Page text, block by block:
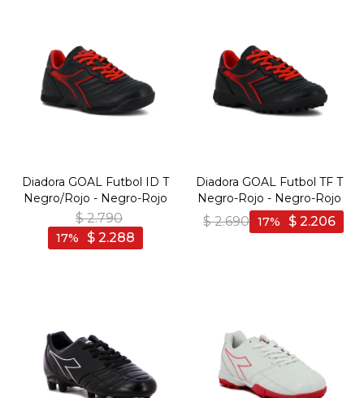
Diadora GOAL Futbol ID T
Negro/Rojo - Negro-Rojo
$ 2.790
$ 2.288
17
Diadora GOAL Futbol TF T
Negro-Rojo - Negro-Rojo
$ 2.690 $ 2.206
17